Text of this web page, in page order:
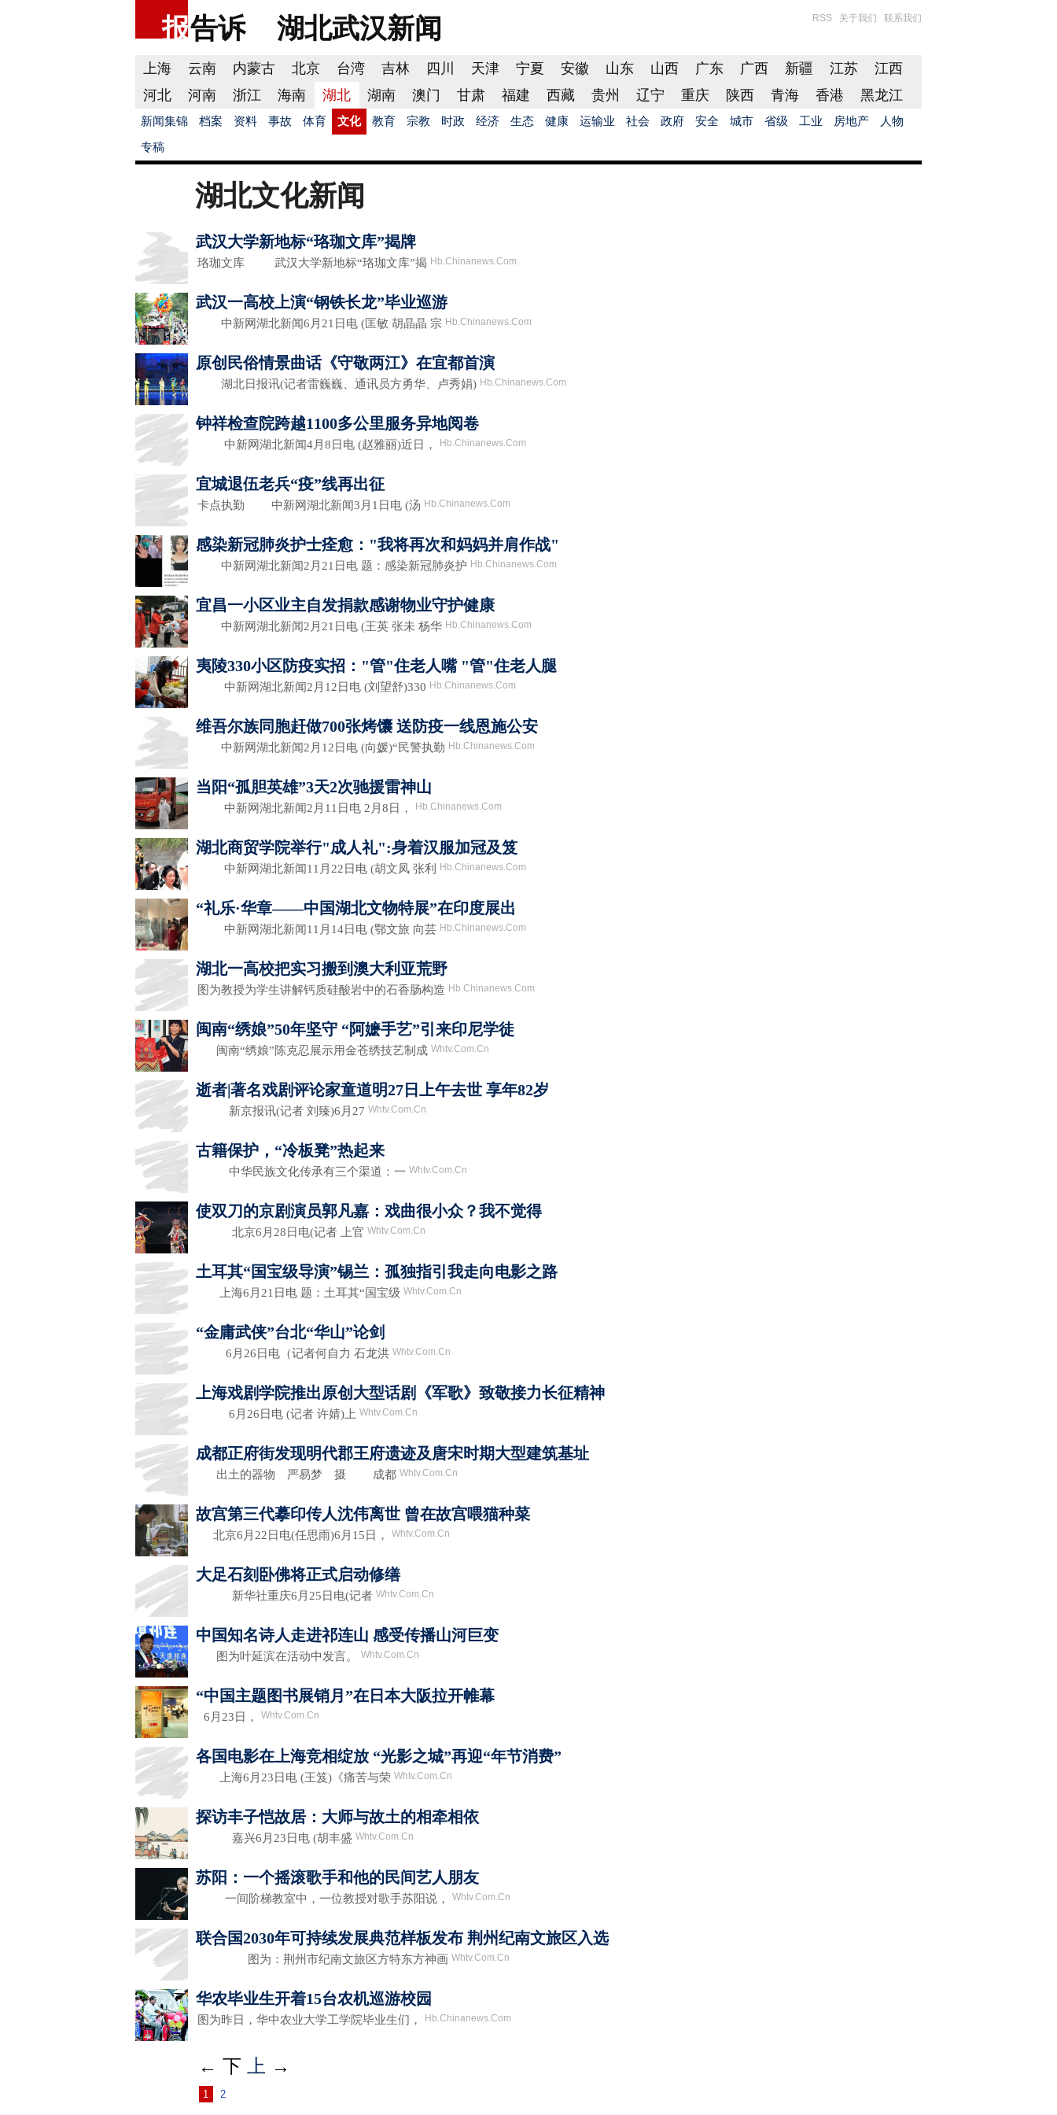
报告诉 湖北武汉新闻 RSS 关于我们 联系我们
上海 云南 内蒙古 北京 台湾 吉林 四川 天津 宁夏 安徽 山东 山西 广东 广西 新疆 江苏
江西
河北
河南 浙江 海南 湖北 湖南 澳门 甘肃 福建 西藏 贵州 辽宁 重庆 陕西 青海 香港 黑龙江
新闻集锦 档案 资料 事故 体育 文化 教育 宗教 时政 经济 生态 健康 运输业 社会 政府 安全 城市 省级 工业 房地产 人物
专稿
湖北文化新闻
武汉大学新地标“珞珈文库”揭牌
珞珈文库 武汉大学新地标“珞珈文库”揭 Hb.Chinanews.Com
武汉一高校上演“钢铁长龙”毕业巡游
中新网湖北新闻6月21日电 (匡敏 胡晶晶 宗 Hb.Chinanews.Com
原创民俗情景曲话《守敬两江》在宜都首演
湖北日报讯(记者雷巍巍、通讯员方勇华、卢秀娟) Hb.Chinanews.Com
钟祥检查院跨越1100多公里服务异地阅卷
中新网湖北新闻4月8日电 (赵雅丽)近日， Hb.Chinanews.Com
宜城退伍老兵“疫”线再出征
卡点执勤 中新网湖北新闻3月1日电 (汤 Hb.Chinanews.Com
感染新冠肺炎护士痊愈："我将再次和妈妈并肩作战"
中新网湖北新闻2月21日电 题：感染新冠肺炎护 Hb.Chinanews.Com
宜昌一小区业主自发捐款感谢物业守护健康
中新网湖北新闻2月21日电 (王英 张未 杨华 Hb.Chinanews.Com
夷陵330小区防疫实招："管"住老人嘴 "管"住老人腿
中新网湖北新闻2月12日电 (刘望舒)330 Hb.Chinanews.Com
维吾尔族同胞赶做700张烤馕 送防疫一线恩施公安
中新网湖北新闻2月12日电 (向媛)“民警执勤 Hb.Chinanews.Com
当阳“孤胆英雄”3天2次驰援雷神山
中新网湖北新闻2月11日电 2月8日， Hb.Chinanews.Com
湖北商贸学院举行"成人礼":身着汉服加冠及笈
中新网湖北新闻11月22日电 (胡文凤 张利 Hb.Chinanews.Com
“礼乐·华章——中国湖北文物特展”在印度展出
中新网湖北新闻11月14日电 (鄂文旅 向芸 Hb.Chinanews.Com
湖北一高校把实习搬到澳大利亚荒野
图为教授为学生讲解钙质硅酸岩中的石香肠构造 Hb.Chinanews.Com
闽南“绣娘”50年坚守 “阿嬷手艺”引来印尼学徒
闽南“绣娘”陈克忍展示用金苍绣技艺制成 Whtv.Com.Cn
逝者|著名戏剧评论家童道明27日上午去世 享年82岁
新京报讯(记者 刘臻)6月27 Whtv.Com.Cn
古籍保护，“冷板凳”热起来
中华民族文化传承有三个渠道：一 Whtv.Com.Cn
使双刀的京剧演员郭凡嘉：戏曲很小众？我不觉得
北京6月28日电(记者 上官 Whtv.Com.Cn
土耳其“国宝级导演”锡兰：孤独指引我走向电影之路
上海6月21日电 题：土耳其“国宝级 Whtv.Com.Cn
“金庸武侠”台北“华山”论剑
6月26日电（记者何自力 石龙洪 Whtv.Com.Cn
上海戏剧学院推出原创大型话剧《军歌》致敬接力长征精神
6月26日电 (记者 许婧)上 Whtv.Com.Cn
成都正府街发现明代郡王府遗迹及唐宋时期大型建筑基址
出土的器物 严易梦 摄 成都 Whtv.Com.Cn
故宫第三代摹印传人沈伟离世 曾在故宫喂猫种菜
北京6月22日电(任思雨)6月15日， Whtv.Com.Cn
大足石刻卧佛将正式启动修缮
新华社重庆6月25日电(记者 Whtv.Com.Cn
中国知名诗人走进祁连山 感受传播山河巨变
图为叶延滨在活动中发言。 Whtv.Com.Cn
“中国主题图书展销月”在日本大阪拉开帷幕
6月23日， Whtv.Com.Cn
各国电影在上海竞相绽放 “光影之城”再迎“年节消费”
上海6月23日电 (王笈)《痛苦与荣 Whtv.Com.Cn
探访丰子恺故居：大师与故土的相牵相依
嘉兴6月23日电 (胡丰盛 Whtv.Com.Cn
苏阳：一个摇滚歌手和他的民间艺人朋友
一间阶梯教室中，一位教授对歌手苏阳说， Whtv.Com.Cn
联合国2030年可持续发展典范样板发布 荆州纪南文旅区入选
图为：荆州市纪南文旅区方特东方神画 Whtv.Com.Cn
华农毕业生开着15台农机巡游校园
图为昨日，华中农业大学工学院毕业生们， Hb.Chinanews.Com
← 下 上 →
1 2